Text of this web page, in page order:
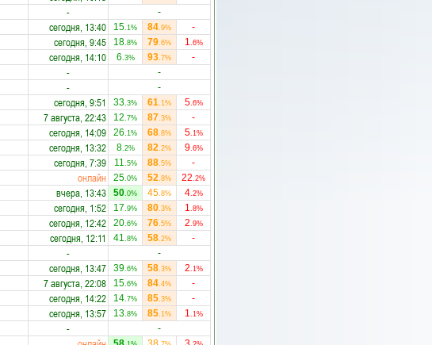
-
-
сегодня, 13:40 15.1% 84.9%
-
сегодня, 9:45 18.8% 79.6% 1.6%
сегодня, 14:10 6.3% 93.7%
-
-
-
-
-
сегодня, 9:51 33.3% 61.1% 5.6%
7 августа, 22:43 12.7% 87.3%
-
сегодня, 14:09 26.1% 68.8% 5.1%
сегодня, 13:32 8.2% 82.2% 9.6%
сегодня, 7:39 11.5% 88.5%
-
онлайн 25.0% 52.8% 22.2%
вчера, 13:43 50.0% 45.8% 4.2%
сегодня, 1:52 17.9% 80.3% 1.8%
сегодня, 12:42 20.6% 76.5% 2.9%
сегодня, 12:11 41.8% 58.2%
-
-
-
сегодня, 13:47 39.6% 58.3% 2.1%
7 августа, 22:08 15.6% 84.4%
-
сегодня, 14:22 14.7% 85.3%
-
сегодня, 13:57 13.8% 85.1% 1.1%
-
-